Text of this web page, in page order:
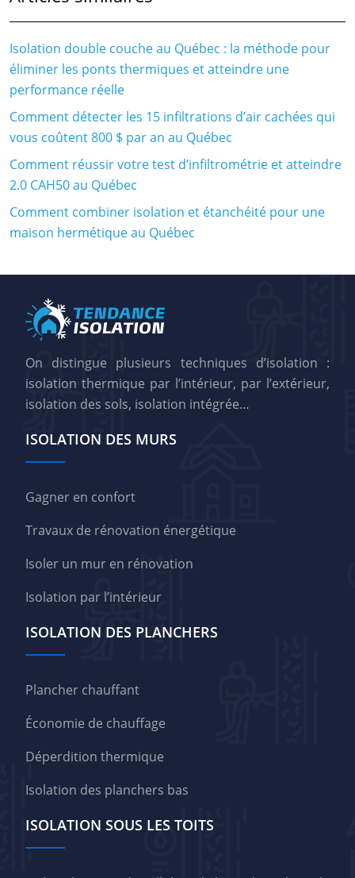
Isolation double couche au Québec : la méthode pour
éliminer les ponts thermiques et atteindre une
performance réelle
Comment détecter les 15 infiltrations d’air cachées qui
vous coûtent 800 $ par an au Québec
Comment réussir votre test d’infiltrométrie et atteindre
2.0 CAH50 au Québec
Comment combiner isolation et étanchéité pour une
maison hermétique au Québec
On distingue plusieurs techniques d’isolation :
isolation thermique par l’intérieur, par l’extérieur,
isolation des sols, isolation intégrée…
ISOLATION DES MURS
Gagner en confort
Travaux de rénovation énergétique
Isoler un mur en rénovation
Isolation par l’intérieur
ISOLATION DES PLANCHERS
Plancher chauffant
Économie de chauffage
Déperdition thermique
Isolation des planchers bas
ISOLATION SOUS LES TOITS